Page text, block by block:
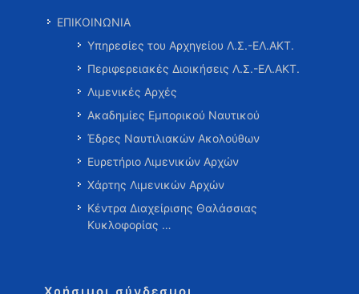
ΕΠΙΚΟΙΝΩΝΙΑ
Υπηρεσίες του Αρχηγείου Λ.Σ.-ΕΛ.ΑΚΤ.
Περιφερειακές Διοικήσεις Λ.Σ.-ΕΛ.ΑΚΤ.
Λιμενικές Αρχές
Ακαδημίες Εμπορικού Ναυτικού
Έδρες Ναυτιλιακών Ακολούθων
Ευρετήριο Λιμενικών Αρχών
Χάρτης Λιμενικών Αρχών
Κέντρα Διαχείρισης Θαλάσσιας
Κυκλοφορίας …